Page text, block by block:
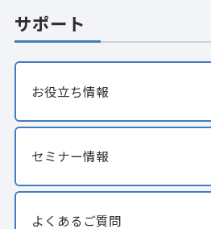
サポート
お役立ち情報
セミナー情報
よくあるご質問